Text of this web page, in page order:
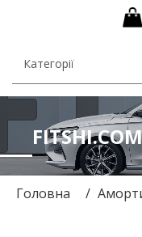
Категорії
FITSHI.COM
Головна